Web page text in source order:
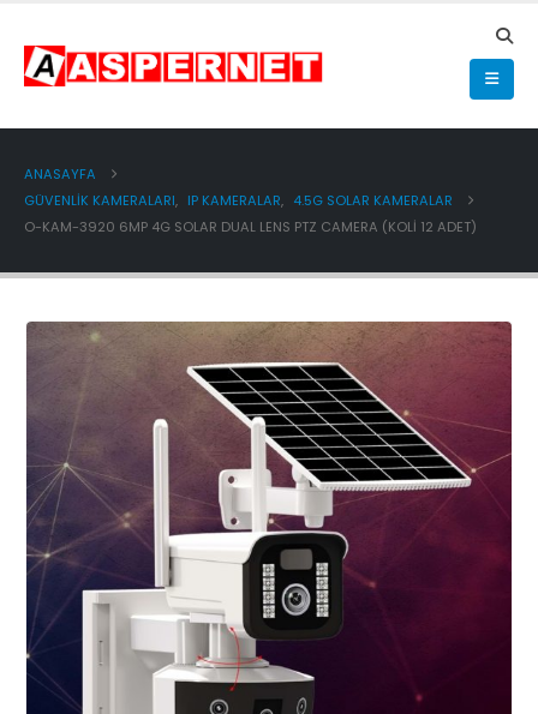
ANASAYFA
GÜVENLİK KAMERALARI, IP KAMERALAR, 4.5G SOLAR KAMERALAR
O-KAM-3920 6MP 4G SOLAR DUAL LENS PTZ CAMERA (KOLİ 12 ADET)